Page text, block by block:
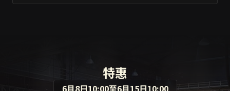
特惠
6月8日10:00至6月15日10:00